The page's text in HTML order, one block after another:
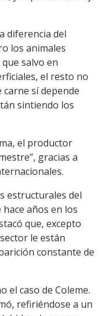
diferencia del
los animales
salvo en
el resto no
sí depende
sintiendo los
el productor
gracias a
estructurales del
años en los
que, excepto
le están
constante de
el caso de Coleme.
refiriéndose a un